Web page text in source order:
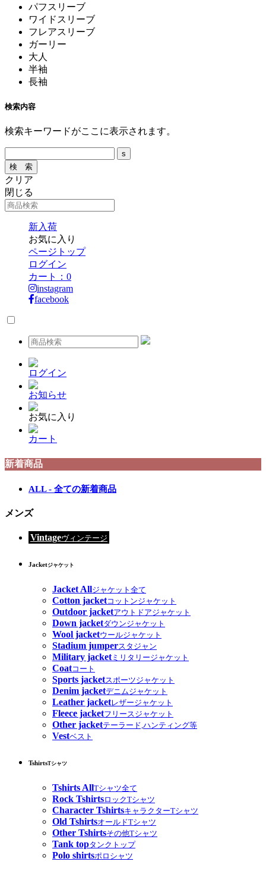
パフスリーブ
ワイドスリーブ
フレアスリーブ
ガーリー
大人
半袖
長袖
検索内容
検索キーワードがここに表示されます。
クリア
閉じる
新入荷
お気に入り
ページトップ
ログイン
カート： 0
instagram
facebook
ログイン
お知らせ
お気に入り
カート
新着商品
ALL - 全ての新着商品
メンズ
Vintageヴィンテージ
Jacketジャケット
Jacket Allジャケット全て
Cotton jacketコットンジャケット
Outdoor jacketアウトドアジャケット
Down jacketダウンジャケット
Wool jacketウールジャケット
Stadium jumperスタジャン
Military jacketミリタリージャケット
Coatコート
Sports jacketスポーツジャケット
Denim jacketデニムジャケット
Leather jacketレザージャケット
Fleece jacketフリースジャケット
Other jacketテーラード,ハンティング等
Vestベスト
TshirtsTシャツ
Tshirts AllTシャツ全て
Rock TshirtsロックTシャツ
Character TshirtsキャラクターTシャツ
Old TshirtsオールドTシャツ
Other Tshirtsその他Tシャツ
Tank topタンクトップ
Polo shirtsポロシャツ